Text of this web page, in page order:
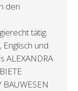
den
tätig.
Englisch und
ALEXANDRA
BAUWESEN